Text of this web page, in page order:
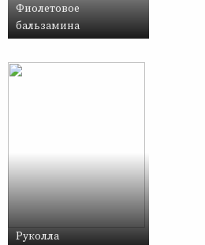
Фиолетовое
бальзамина
Руколла